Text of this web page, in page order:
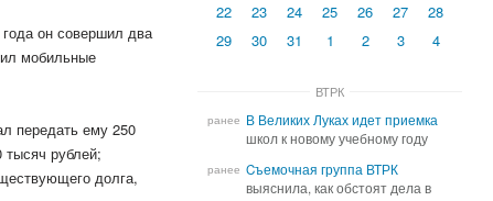
он совершил два
мобильные
передать ему 250
тысяч рублей;
долга,
22
23 24 25 26 27
28
29
30 31 1 2 3 4
ВТРК
ранее В Великих Луках идет приемка
школ к новому учебному году
В Великих Луках идет приемка
школ к новому учебному году
ранее Cъемочная группа ВТРК
выяснила, как обстоят дела в
Cъемочная группа ВТРК
выяснила, как обстоят дела в